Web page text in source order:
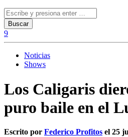
Noticias
Shows
Los Caligaris
puro baile en el
Escrito por Federico Profitos el 25